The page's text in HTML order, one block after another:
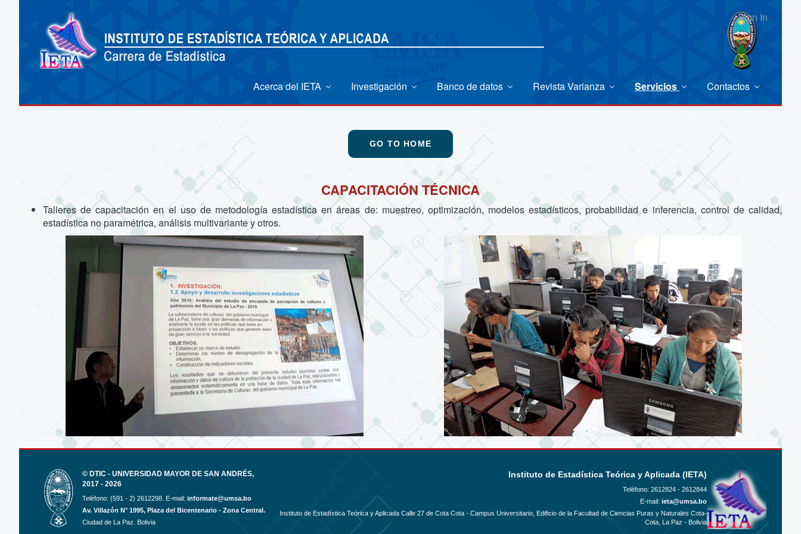
Sign In
Acerca del IETA Investigación Banco de datos Revista Varianza Servicios Contactos
GO TO HOME
CAPACITACIÓN TÉCNICA
Talleres de capacitación en el uso de metodología estadística en áreas de: muestreo, optimización, modelos estadísticos, probabilidad e inferencia, control de calidad,
estadística no paramétrica, análisis multivariante y otros.
© DTIC - UNIVERSIDAD MAYOR DE SAN ANDRÉS,
2017 - 2026
Teléfono: (591 - 2) 2612298. E-mail: informate@umsa.bo
Av. Villazón N° 1995, Plaza del Bicentenario - Zona Central.
Ciudad de La Paz. Bolivia
Instituto de Estadística Teórica y Aplicada (IETA)
Teléfono: 2612824 - 2612844
E-mail: ieta@umsa.bo
Instituto de Estadística Teórica y Aplicada Calle 27 de Cota Cota - Campus Universitario, Edificio de la Facultad de Ciencias Puras y Naturales Cota-
Cota, La Paz - Bolivia